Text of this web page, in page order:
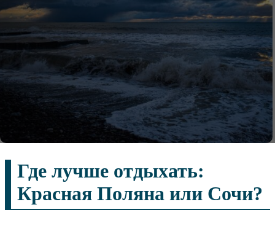
Где лучше отдыхать:
Красная Поляна или Сочи?